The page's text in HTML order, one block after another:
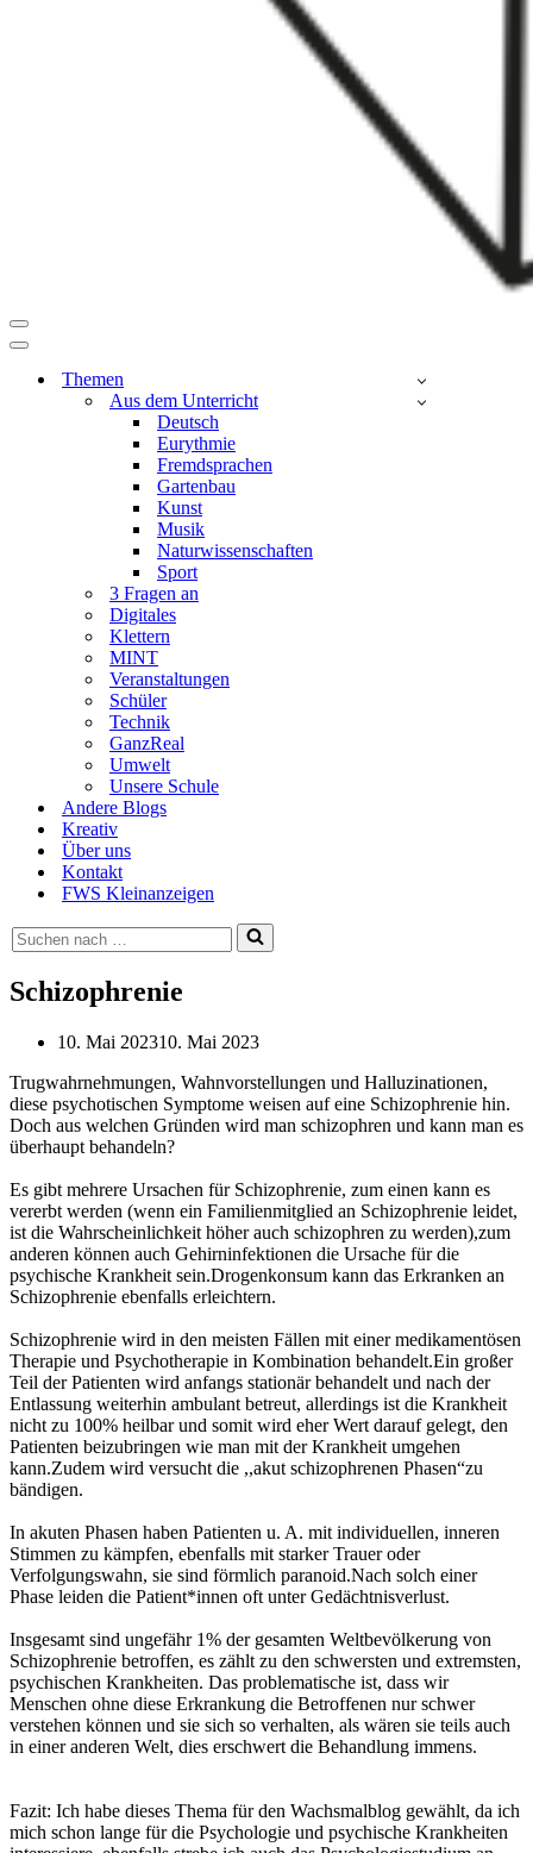
Navigationsmenü
Navigationsmenü
Themen
Aus dem Unterricht
Deutsch
Eurythmie
Fremdsprachen
Gartenbau
Kunst
Musik
Naturwissenschaften
Sport
3 Fragen an
Digitales
Klettern
MINT
Veranstaltungen
Schüler
Technik
GanzReal
Umwelt
Unsere Schule
Andere Blogs
Kreativ
Über uns
Kontakt
FWS Kleinanzeigen
Suchen
nach …
Schizophrenie
10. Mai 202310. Mai 2023
Trugwahrnehmungen, Wahnvorstellungen und Halluzinationen,
diese psychotischen Symptome weisen auf eine Schizophrenie hin.
Doch aus welchen Gründen wird man schizophren und kann man es
überhaupt behandeln?
Es gibt mehrere Ursachen für Schizophrenie, zum einen kann es
vererbt werden (wenn ein Familienmitglied an Schizophrenie leidet,
ist die Wahrscheinlichkeit höher auch schizophren zu werden),zum
anderen können auch Gehirninfektionen die Ursache für die
psychische Krankheit sein.Drogenkonsum kann das Erkranken an
Schizophrenie ebenfalls erleichtern.
Schizophrenie wird in den meisten Fällen mit einer medikamentösen
Therapie und Psychotherapie in Kombination behandelt.Ein großer
Teil der Patienten wird anfangs stationär behandelt und nach der
Entlassung weiterhin ambulant betreut, allerdings ist die Krankheit
nicht zu 100% heilbar und somit wird eher Wert darauf gelegt, den
Patienten beizubringen wie man mit der Krankheit umgehen
kann.Zudem wird versucht die ,,akut schizophrenen Phasen“zu
bändigen.
In akuten Phasen haben Patienten u. A. mit individuellen, inneren
Stimmen zu kämpfen, ebenfalls mit starker Trauer oder
Verfolgungswahn, sie sind förmlich paranoid.Nach solch einer
Phase leiden die Patient*innen oft unter Gedächtnisverlust.
Insgesamt sind ungefähr 1% der gesamten Weltbevölkerung von
Schizophrenie betroffen, es zählt zu den schwersten und extremsten,
psychischen Krankheiten. Das problematische ist, dass wir
Menschen ohne diese Erkrankung die Betroffenen nur schwer
verstehen können und sie sich so verhalten, als wären sie teils auch
in einer anderen Welt, dies erschwert die Behandlung immens.
Fazit: Ich habe dieses Thema für den Wachsmalblog gewählt, da ich
mich schon lange für die Psychologie und psychische Krankheiten